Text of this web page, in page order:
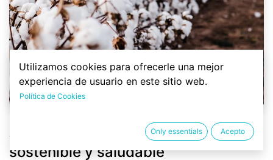
Algodón orgánico: la alternativa
sostenible y saludable
Utilizamos cookies para ofrecerle una mejor
experiencia de usuario en este sitio web.
Política de Cookies
Only essentials Acepto